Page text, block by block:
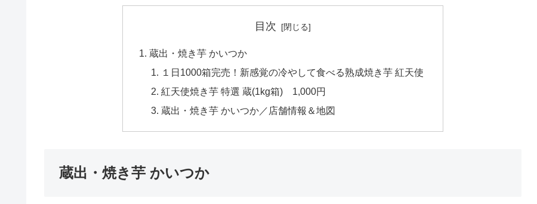
目次
蔵出・焼き芋 かいつか
１日1000箱完売！新感覚の冷やして食べる熟成焼き芋 紅天使
紅天使焼き芋 特選 蔵(1kg箱) 1,000円
蔵出・焼き芋 かいつか／店舗情報＆地図
蔵出・焼き芋 かいつか